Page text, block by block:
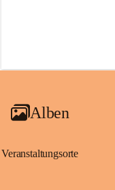
Alben
Veranstaltungsorte